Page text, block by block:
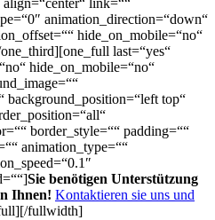
link=““
animation_direction=“down“
hide_on_mobile=“no“
last=“yes“
hide_on_mobile=“no“
background_position=“left top“
border_style=““ padding=““
animation_type=““
Sie benötigen Unterstützung
Ihnen! Kontaktieren sie uns und
fullwidth]